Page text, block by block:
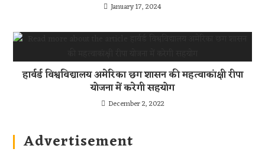
January 17, 2024
हार्वर्ड विश्वविद्यालय अमेरिका छग शासन की महत्वाकांक्षी रीपा
योजना में करेगी सहयोग
December 2, 2022
Advertisement